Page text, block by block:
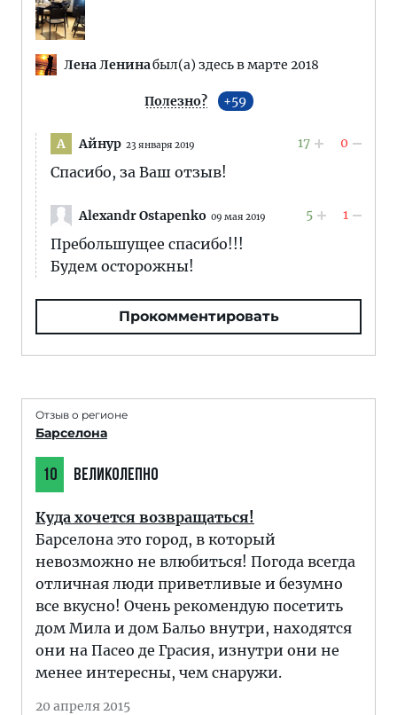
Лена Ленинабыл(а) здесь в марте 2018
Полезно? 59
А Айнур 23 января 2019 17 0
Спасибо, за Ваш отзыв!
Alexandr Ostapenko 09 мая 2019 5 1
Пребольшущее спасибо!!!
Будем осторожны!
Прокомментировать
Отзыв о регионе
Барселона
10 ВЕЛИКОЛЕПНО
Куда хочется возвращаться!
Барселона это город, в который
невозможно не влюбиться! Погода всегда
отличная люди приветливые и безумно
все вкусно! Очень рекомендую посетить
дом Мила и дом Бальо внутри, находятся
они на Пасео де Грасия, изнутри они не
менее интересны, чем снаружи.
20 апреля 2015